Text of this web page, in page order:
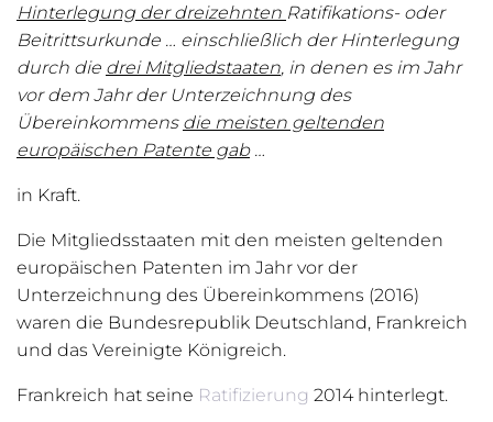
Hinterlegung der dreizehnten Ratifikations- oder
Beitrittsurkunde … einschließlich der Hinterlegung
durch die drei Mitglied­staaten, in denen es im Jahr
vor dem Jahr der Unterzeichnung des
Übereinkommens die meisten geltenden
europäischen Pa­tente gab…
in Kraft.
Die Mitgliedsstaaten mit den meisten geltenden
europäischen Patenten im Jahr vor der
Unterzeichnung des Übereinkommens (2016)
waren die Bundesrepublik Deutschland, Frankreich
und das Vereinigte Königreich.
Frankreich hat seine Ratifizierung 2014 hinterlegt.